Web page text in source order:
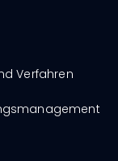
Verfahren